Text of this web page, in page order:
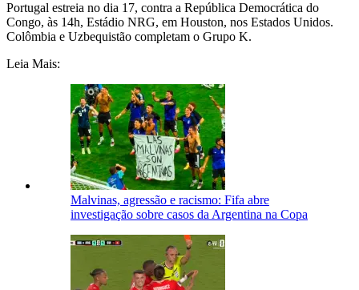
Portugal estreia no dia 17, contra a República Democrática do
Congo, às 14h, Estádio NRG, em Houston, nos Estados Unidos.
Colômbia e Uzbequistão completam o Grupo K.
Leia Mais:
Malvinas, agressão e racismo: Fifa abre
investigação sobre casos da Argentina na Copa